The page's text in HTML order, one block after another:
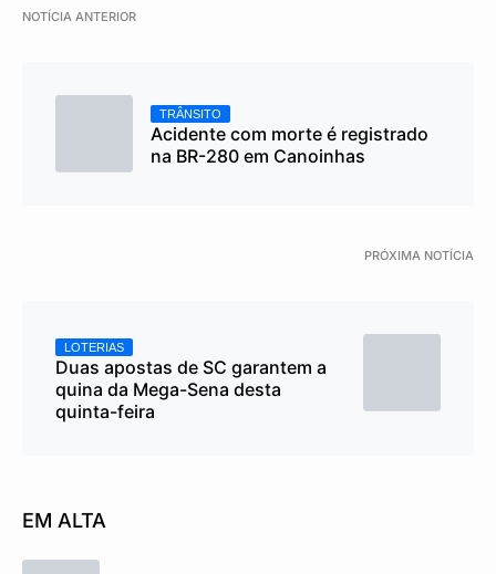
NOTÍCIA ANTERIOR
TRÂNSITO
Acidente com morte é registrado
na BR-280 em Canoinhas
PRÓXIMA NOTÍCIA
LOTERIAS
Duas apostas de SC garantem a
quina da Mega-Sena desta
quinta-feira
EM ALTA